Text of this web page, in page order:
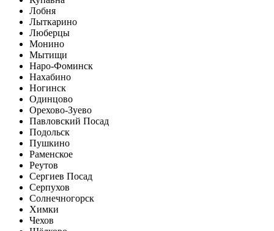
Лобня
Лыткарино
Люберцы
Монино
Мытищи
Наро-Фоминск
Нахабино
Ногинск
Одинцово
Орехово-Зуево
Павловский Посад
Подольск
Пушкино
Раменское
Реутов
Сергиев Посад
Серпухов
Солнечногорск
Химки
Чехов